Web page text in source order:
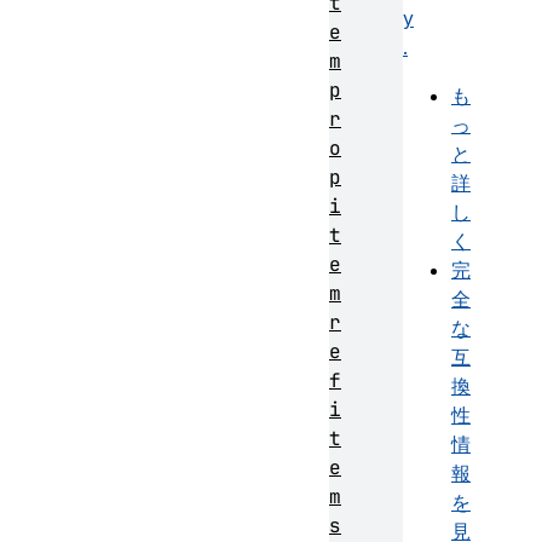
y
.
も
っ
と
詳
し
く
完
全
な
互
換
性
情
報
を
見
e
m
p
r
o
p
i
t
e
m
r
e
f
i
t
e
m
s